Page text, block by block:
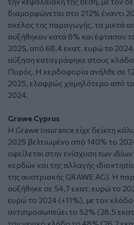
διαμορφώνεται στο 212% έναντι
σκέλος της παραγωγής, τα μικτά
αυξήθηκαν κατά 8% και έφτασαν
2025, από 68,4 εκατ. ευρώ το
αύξηση καταγράφηκε στους
Πυρός. Η κερδοφορία ανήλθε σε
2025, ελαφρώς χαμηλότερο από
2024.
Grawe Cyprus
Η Grawe Insurance είχε δείκτη
2025 βελτιωμένο από 140% το
οφείλεται στην ενίσχυση των
κερδών και της αλλαγής
της αυστριακής GRAWE AG). Η
αυξήθηκε σε 54,7 εκατ. ευρώ το
ευρώ το 2024 (+11%), με τον
αντιπροσωπεύει το 52% (28,5